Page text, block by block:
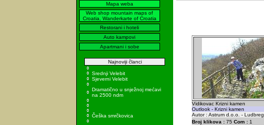
Mapa weba
Web shop mountain maps of
Croatia, Wanderkarte of Croatia
Restorani i hoteli
Auto kampovi
Apartmani i sobe
Najnoviji članci
Srednji Velebit
Sjeverni Velebit
Dramatično u snježnoj mećavi
na 2500 ndm
Češka smrčkovica
Vidikovac Krizni kamen
Outlook - Krizni kamen
Autor : Astrum d.o.o. - Ludbreg
Broj klikova : 75 Com : 1